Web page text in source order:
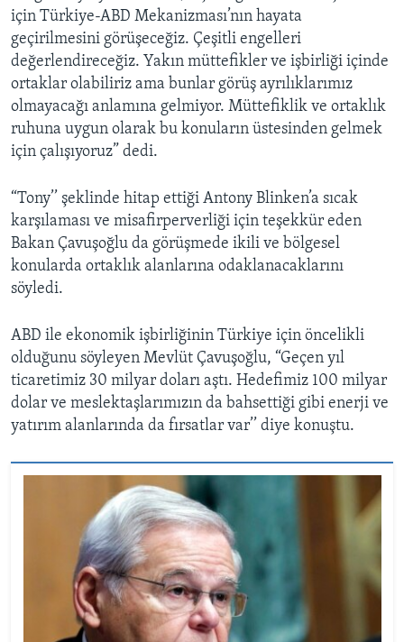
için Türkiye-ABD Mekanizması’nın hayata
geçirilmesini görüşeceğiz. Çeşitli engelleri
değerlendireceğiz. Yakın müttefikler ve işbirliği içinde
ortaklar olabiliriz ama bunlar görüş ayrılıklarımız
olmayacağı anlamına gelmiyor. Müttefiklik ve ortaklık
ruhuna uygun olarak bu konuların üstesinden gelmek
için çalışıyoruz” dedi.
“Tony’’ şeklinde hitap ettiği Antony Blinken’a sıcak
karşılaması ve misafirperverliği için teşekkür eden
Bakan Çavuşoğlu da görüşmede ikili ve bölgesel
konularda ortaklık alanlarına odaklanacaklarını
söyledi.
ABD ile ekonomik işbirliğinin Türkiye için öncelikli
olduğunu söyleyen Mevlüt Çavuşoğlu, “Geçen yıl
ticaretimiz 30 milyar doları aştı. Hedefimiz 100 milyar
dolar ve meslektaşlarımızın da bahsettiği gibi enerji ve
yatırım alanlarında da fırsatlar var’’ diye konuştu.